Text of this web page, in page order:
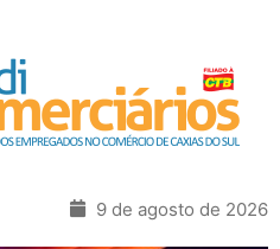
9 de agosto de 2026